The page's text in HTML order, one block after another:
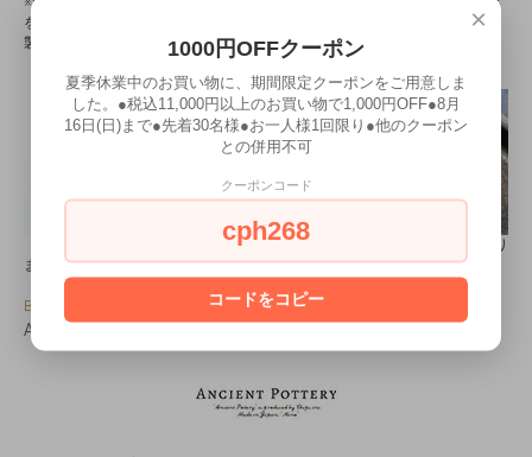
を剥がすことに起因する現象です。
製造工程上みられるもので、不良ではございませんのでご了承ください。
（左）焼き色に個体差があります（中）釉薬の水泡跡がみられる場合があり
ます（右）焼きムラが見られる場合があります
Brand
ANCIENT POTTERY｜エイシェントポタリー
×
1000円OFFクーポン
夏季休業中のお買い物に、期間限定クーポンをご用意しま
した。●税込11,000円以上のお買い物で1,000円OFF●8月
16日(日)まで●先着30名様●お一人様1回限り●他のクーポン
との併用不可
クーポンコード
cph268
コードをコピー